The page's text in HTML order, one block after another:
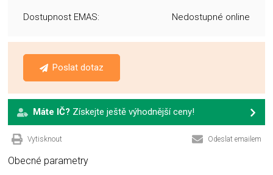
Dostupnost EMAS: Nedostupné online
Poslat dotaz
Máte IČ? Získejte ještě výhodnější ceny!
Vytisknout Odeslat emailem
Obecné parametry